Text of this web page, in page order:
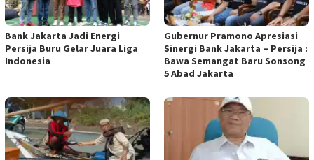
Bank Jakarta Jadi Energi
Persija Buru Gelar Juara Liga
Indonesia
Gubernur Pramono Apresiasi
Sinergi Bank Jakarta – Persija :
Bawa Semangat Baru Sonsong
5 Abad Jakarta